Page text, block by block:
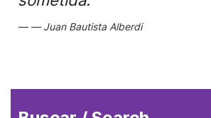
Juan Bautista Alberdi